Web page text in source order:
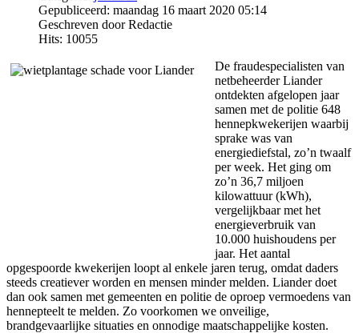
Gepubliceerd: maandag 16 maart 2020 05:14
Geschreven door Redactie
Hits: 10055
De fraudespecialisten van
netbeheerder Liander
ontdekten afgelopen jaar
samen met de politie 648
hennepkwekerijen waarbij
sprake was van
energiediefstal, zo’n twaalf
per week. Het ging om
zo’n 36,7 miljoen
kilowattuur (kWh),
vergelijkbaar met het
energieverbruik van
10.000 huishoudens per
jaar. Het aantal
opgespoorde kwekerijen loopt al enkele jaren terug, omdat daders
steeds creatiever worden en mensen minder melden. Liander doet
dan ook samen met gemeenten en politie de oproep vermoedens van
hennepteelt te melden. Zo voorkomen we onveilige,
brandgevaarlijke situaties en onnodige maatschappelijke kosten.